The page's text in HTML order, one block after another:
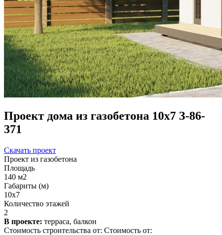
Проект дома из газобетона 10х7 З-86-
371
Скачать проект
Проект из газобетона
Площадь
140 м2
Габариты (м)
10x7
Количество этажей
2
В проекте: терраса, балкон
Стоимость строительства от: Стоимость от: